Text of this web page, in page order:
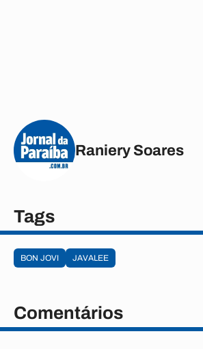
Raniery Soares
Tags
BON JOVI JAVALEE
Comentários